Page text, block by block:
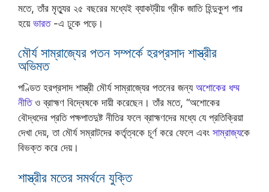
মতে, তাঁর মৃত্যুর ২৫ বছরের মধ্যেই ব্যাকট্রীয় গ্রীক জাতি হিন্দুকুশ পার
হয়ে ভারত-এ ঢুকে পড়ে।
মৌর্য সাম্রাজ্যের পতন সম্পর্কে হরপ্রসাদ শাস্ত্রীর
অভিমত
পণ্ডিত হরপ্রসাদ শাস্ত্রী মৌর্য সাম্রাজ্যের পতনের জন্য অশোকের ধম্ম
নীতিও ব্রাহ্মণ বিদ্বেষকে দায়ী করেছেন। তাঁর মতে, “অশোকের
বৌদ্ধদের প্রতি পক্ষপাতদুষ্ট নীতির ফলে ব্রাহ্মণদের মধ্যে যে প্রতিক্রিয়া
দেখা দেয়, তা মৌর্য সম্রাটদের কর্তৃত্বকে চূর্ণ করে ফেলে এবং সাম্রাজ্যকে
বিভক্ত করে দেয়।
শাস্ত্রীর মতের সমর্থনে যুক্তি